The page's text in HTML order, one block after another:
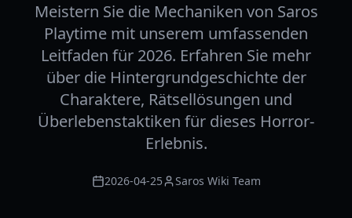
Meistern Sie die Mechaniken von Saros
Playtime mit unserem umfassenden
Leitfaden für 2026. Erfahren Sie mehr
über die Hintergrundgeschichte der
Charaktere, Rätsellösungen und
Überlebenstaktiken für dieses Horror-
Erlebnis.
2026-04-25 Saros Wiki Team